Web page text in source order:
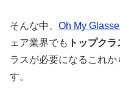
そんな中、 Oh My
ェア業界でも トップク
ラスが必要になるこれ
す。